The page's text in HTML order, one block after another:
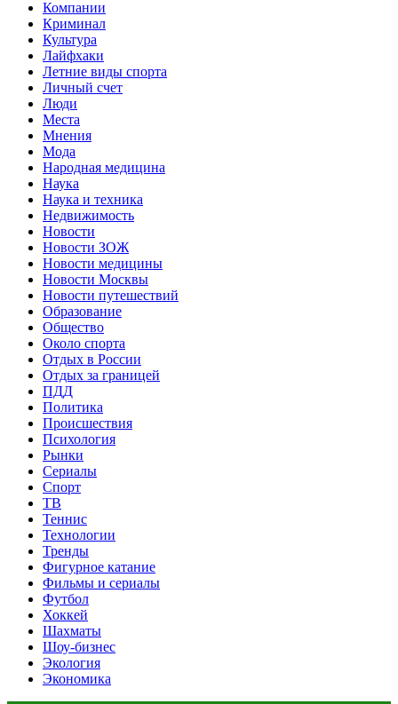
Компании
Криминал
Культура
Лайфхаки
Летние виды спорта
Личный счет
Люди
Места
Мнения
Мода
Народная медицина
Наука
Наука и техника
Недвижимость
Новости
Новости ЗОЖ
Новости медицины
Новости Москвы
Новости путешествий
Образование
Общество
Около спорта
Отдых в России
Отдых за границей
ПДД
Политика
Происшествия
Психология
Рынки
Сериалы
Спорт
ТВ
Теннис
Технологии
Тренды
Фигурное катание
Фильмы и сериалы
Футбол
Хоккей
Шахматы
Шоу-бизнес
Экология
Экономика